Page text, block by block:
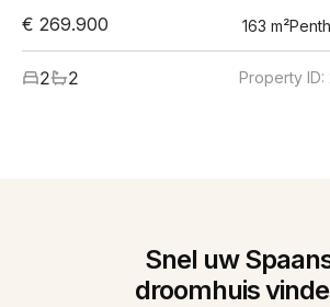
€ 269.900
163 m²
2 2 Property ID:
Snel uw
droomhuis